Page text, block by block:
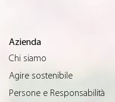
Azienda
Chi siamo
Agire sostenibile
Persone e Responsabilità